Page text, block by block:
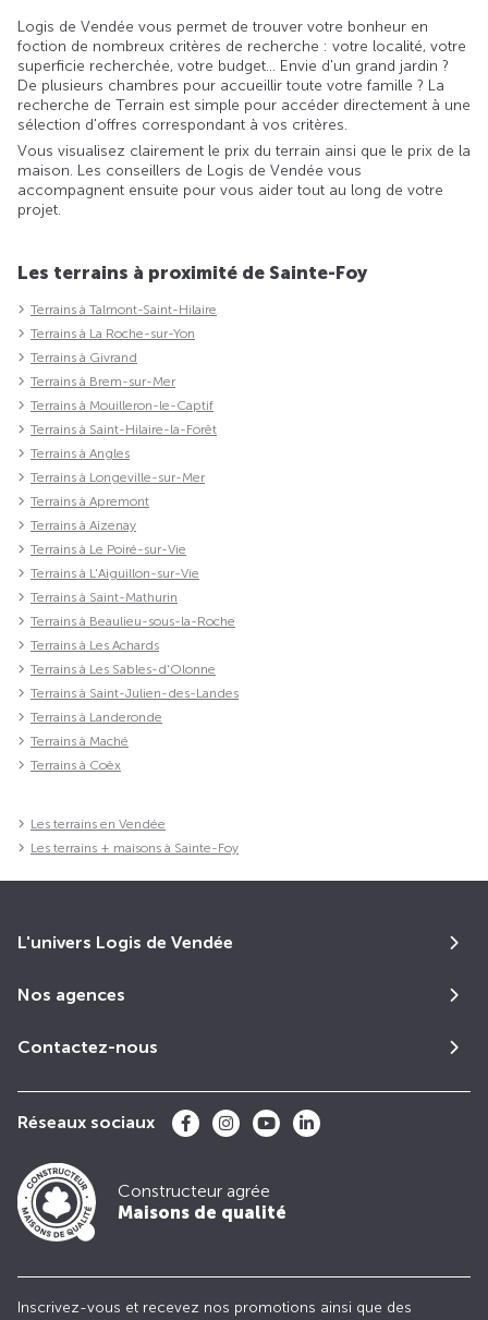
Logis de Vendée vous permet de trouver votre bonheur en
foction de nombreux critères de recherche : votre localité, votre
superficie recherchée, votre budget... Envie d'un grand jardin ?
De plusieurs chambres pour accueillir toute votre famille ? La
recherche de Terrain est simple pour accéder directement à une
sélection d'offres correspondant à vos critères.
Vous visualisez clairement le prix du terrain ainsi que le prix de la
maison. Les conseillers de Logis de Vendée vous
accompagnent ensuite pour vous aider tout au long de votre
projet.
Les terrains à proximité de Sainte-Foy
Terrains à Talmont-Saint-Hilaire
Terrains à La Roche-sur-Yon
Terrains à Givrand
Terrains à Brem-sur-Mer
Terrains à Mouilleron-le-Captif
Terrains à Saint-Hilaire-la-Forêt
Terrains à Angles
Terrains à Longeville-sur-Mer
Terrains à Apremont
Terrains à Aizenay
Terrains à Le Poiré-sur-Vie
Terrains à L'Aiguillon-sur-Vie
Terrains à Saint-Mathurin
Terrains à Beaulieu-sous-la-Roche
Terrains à Les Achards
Terrains à Les Sables-d'Olonne
Terrains à Saint-Julien-des-Landes
Terrains à Landeronde
Terrains à Maché
Terrains à Coëx
Les terrains en Vendée
Les terrains + maisons à Sainte-Foy
L'univers Logis de Vendée
Nos agences
Contactez-nous
Réseaux sociaux
Constructeur agrée
Maisons de qualité
Inscrivez-vous et recevez nos promotions ainsi que des